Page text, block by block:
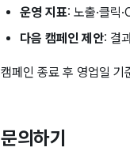
운영 지표: 노출·클릭
다음 캠페인 제안: 결
캠페인 종료 후 영업일 기
문의하기